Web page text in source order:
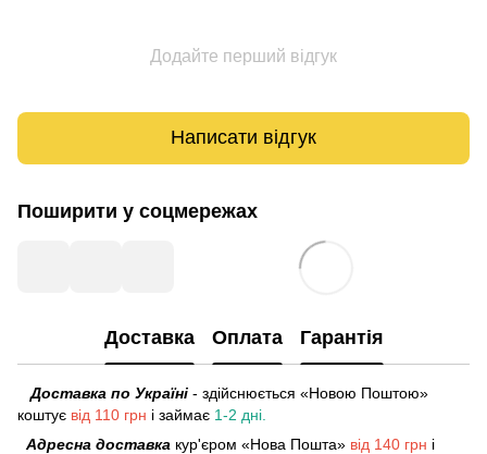
Додайте перший відгук
Написати відгук
Поширити у соцмережах
Доставка Оплата Гарантія
Доставка по Україні - здійснюється «Новою Поштою»
коштує від 110 грн і займає 1-2 дні.
Адресна доставка кур'єром «Нова Пошта» від 140 грн і